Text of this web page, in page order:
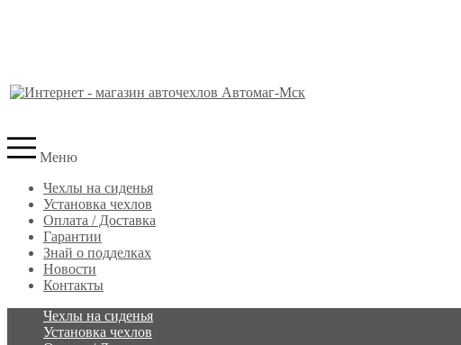
Меню
Чехлы на сиденья
Установка чехлов
Оплата / Доставка
Гарантии
Знай о подделках
Новости
Контакты
Чехлы на сиденья
Установка чехлов